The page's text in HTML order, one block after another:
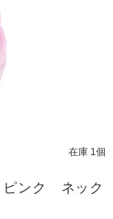
在庫 1個
ンク ネック